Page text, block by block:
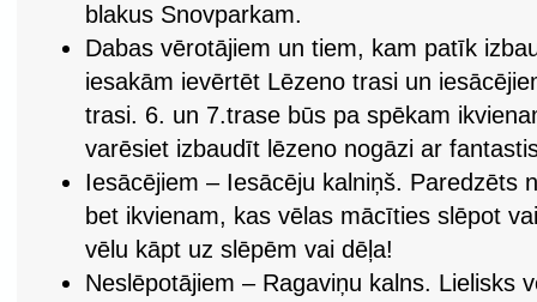
blakus Snovparkam.
Dabas vērotājiem un tiem, kam patīk
iesakām ievērtēt Lēzeno trasi un
trasi. 6. un 7.trase būs pa spēkam
varēsiet izbaudīt lēzeno nogāzi ar
Iesācējiem – Iesācēju kalniņš. Paredzēts
bet ikvienam, kas vēlas mācīties slēpot
vēlu kāpt uz slēpēm vai dēļa!
Neslēpotājiem – Ragaviņu kalns. Lielisks